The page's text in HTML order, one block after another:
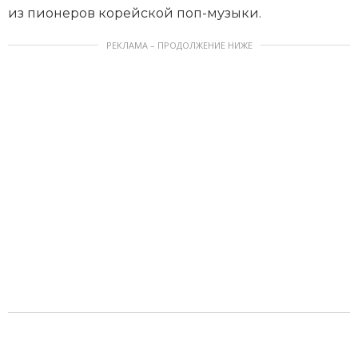
из пионеров корейской поп-музыки.
РЕКЛАМА – ПРОДОЛЖЕНИЕ НИЖЕ